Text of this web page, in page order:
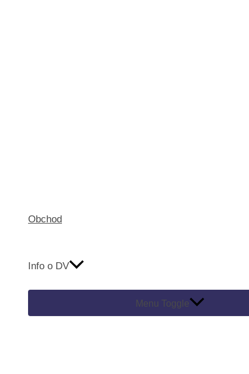
Obchod
Info o DV
Menu Toggle